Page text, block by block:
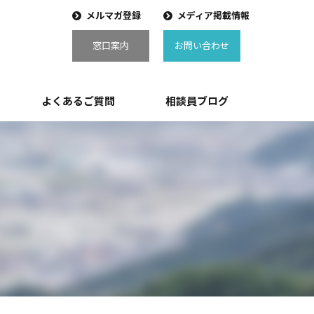
メルマガ登録
窓口案内
メディア掲載情報
お問い合わせ
よくあるご質問 相談員ブログ